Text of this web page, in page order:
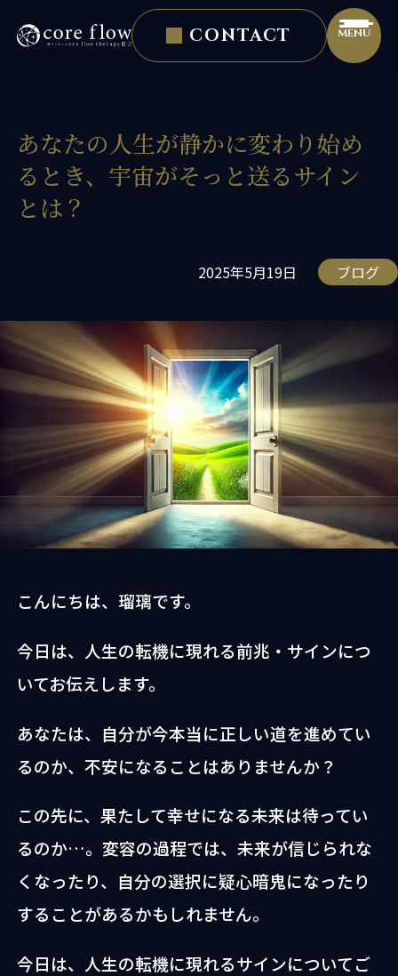
ヒーラー イベント・スクールなら「一般社団法
CONTACT
SOULSELF講座
法人向けサービス
ブログ
お知らせ
プロフィール
協会認定ヒーラー
お問い合わせ
会社概要
プライバシーポリシー
特定商取引法に基づく
表記
あなたの人生が静かに変わり始め
るとき、宇宙がそっと送るサイン
とは？
2025年5月19日 ブログ
こんにちは、瑠璃です。
今日は、人生の転機に現れる前兆・サインにつ
いてお伝えします。
あなたは、自分が今本当に正しい道を進めてい
るのか、不安になることはありませんか？
この先に、果たして幸せになる未来は待ってい
るのか…。変容の過程では、未来が信じられな
くなったり、自分の選択に疑心暗鬼になったり
することがあるかもしれません。
今日は、人生の転機に現れるサインについてご